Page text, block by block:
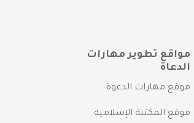
مواقع تطوير مهارات
الدعاة
موقع مهارات الدعوة
موقع المكتبة الإسلامية